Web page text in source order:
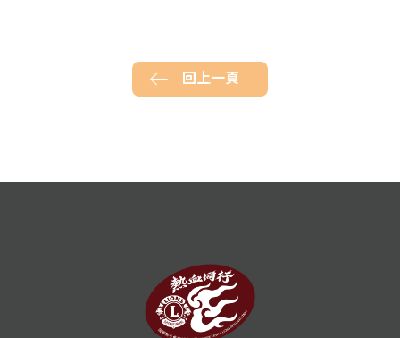
回上一頁